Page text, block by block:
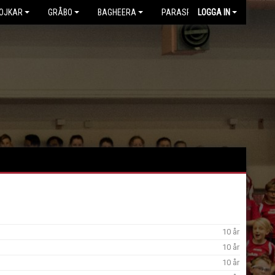
GRÅBO BAGHEERA PARASPORTLOGGA IN
10 år
10 år
10 år